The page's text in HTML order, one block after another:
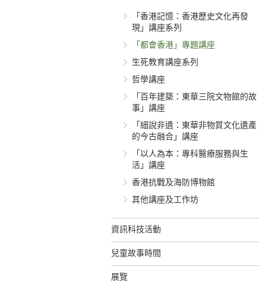
「香港記憶：香港歷史文化再發
現」講座系列
「都會香港」專題講座
生死教育講座系列
哲學講座
「百年建築：東華三院文物館的故
事」講座
「細說非遺：東華非物質文化遺產
的今古融合」講座
「以人為本：專科醫療服務與生
活」講座
香港抗戰及海防博物館
其他講座及工作坊
資訊科技活動
兒童故事時間
展覽